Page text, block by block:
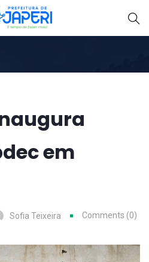
em
Sofia Teixeira Comments (0)